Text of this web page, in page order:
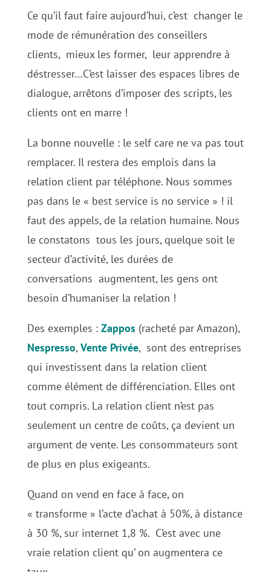
Ce qu’il faut faire aujourd’hui, c’est changer le
mode de rémunération des conseillers
clients, mieux les former, leur apprendre à
déstresser…C’est laisser des espaces libres de
dialogue, arrêtons d’imposer des scripts, les
clients ont en marre !
La bonne nouvelle : le self care ne va pas tout
remplacer. Il restera des emplois dans la
relation client par téléphone. Nous sommes
pas dans le « best service is no service » ! il
faut des appels, de la relation humaine. Nous
le constatons tous les jours, quelque soit le
secteur d’activité, les durées de
conversations augmentent, les gens ont
besoin d’humaniser la relation !
Des exemples : Zappos (racheté par Amazon),
Nespresso,Vente Privée, sont des entreprises
qui investissent dans la relation client
comme élément de différenciation. Elles ont
tout compris. La relation client n’est pas
seulement un centre de coûts, ça devient un
argument de vente. Les consommateurs sont
de plus en plus exigeants.
Quand on vend en face à face, on
« transforme » l’acte d’achat à 50%, à distance
à 30 %, sur internet 1,8 %. C’est avec une
vraie relation client qu’ on augmentera ce